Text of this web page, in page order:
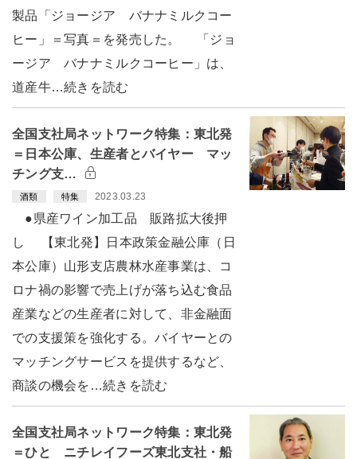
製品「ジョージア バナナミルクコー
ヒー」＝写真＝を発売した。 「ジョ
ージア バナナミルクコーヒー」は、
道産牛…続きを読む
全国支社局ネットワーク特集：東北発
＝日本公庫、生産者とバイヤー マッ
チング支…
酒類 特集 2023.03.23
●県産ワイン加工品 販路拡大後押
し 【東北発】日本政策金融公庫（日
本公庫）山形支店農林水産事業は、コ
ロナ禍の影響で売上げが落ち込む食品
産業などの生産者に対して、非金融面
での支援策を強化する。バイヤーとの
マッチングサービスを提供するなど、
商談の機会を…続きを読む
全国支社局ネットワーク特集：東北発
＝ひと ニチレイフーズ東北支社・船